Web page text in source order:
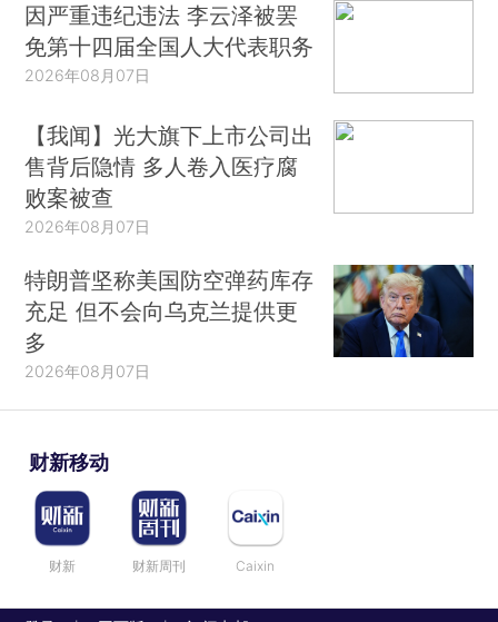
因严重违纪违法 李云泽被罢
免第十四届全国人大代表职务
2026年08月07日
【我闻】光大旗下上市公司出
售背后隐情 多人卷入医疗腐
败案被查
2026年08月07日
特朗普坚称美国防空弹药库存
充足 但不会向乌克兰提供更
多
2026年08月07日
财新移动
财新 财新周刊 Caixin